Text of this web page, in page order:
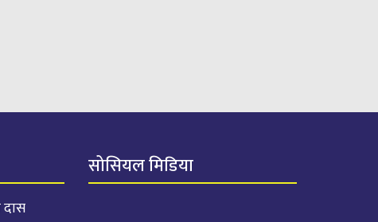
सोसियल मिडिया